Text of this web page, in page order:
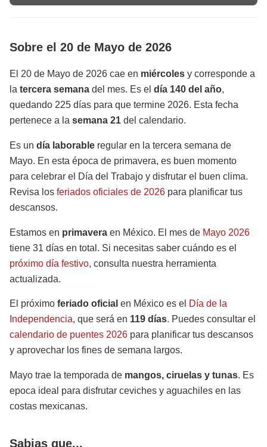
Sobre el 20 de Mayo de 2026
El 20 de Mayo de 2026 cae en miércoles y corresponde a
la tercera semana del mes. Es el día 140 del año,
quedando 225 días para que termine 2026. Esta fecha
pertenece a la semana 21 del calendario.
Es un día laborable regular en la tercera semana de
Mayo. En esta época de primavera, es buen momento
para celebrar el Día del Trabajo y disfrutar el buen clima.
Revisa los feriados oficiales de 2026 para planificar tus
descansos.
Estamos en primavera en México. El mes de Mayo 2026
tiene 31 días en total. Si necesitas saber cuándo es el
próximo día festivo, consulta nuestra herramienta
actualizada.
El próximo feriado oficial en México es el Día de la
Independencia, que será en 119 días. Puedes consultar el
calendario de puentes 2026 para planificar tus descansos
y aprovechar los fines de semana largos.
Mayo trae la temporada de mangos, ciruelas y tunas. Es
epoca ideal para disfrutar ceviches y aguachiles en las
costas mexicanas.
Sabias que...